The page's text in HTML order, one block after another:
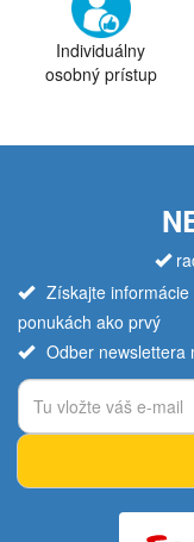
Individuálny
osobný prístup
Získajte
ponukách ako prvý
Odber newslettera